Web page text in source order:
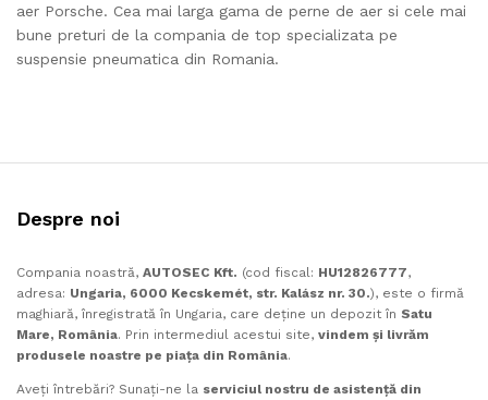
aer Porsche. Cea mai larga gama de perne de aer si cele mai
bune preturi de la compania de top specializata pe
suspensie pneumatica din Romania.
Despre noi
Compania noastră, AUTOSEC Kft. (cod fiscal: HU12826777,
adresa: Ungaria, 6000 Kecskemét, str. Kalász nr. 30.), este o firmă
maghiară, înregistrată în Ungaria, care deține un depozit în Satu
Mare, România. Prin intermediul acestui site, vindem și livrăm
produsele noastre pe piața din România.
Aveți întrebări? Sunați-ne la serviciul nostru de asistență din